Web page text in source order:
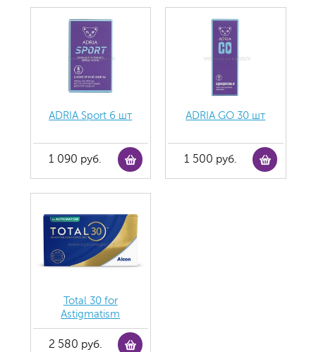
ADRIA Sport 6 шт
1 090 руб.
ADRIA GO 30 шт
1 500 руб.
Total 30 for
Astigmatism
2 580 руб.